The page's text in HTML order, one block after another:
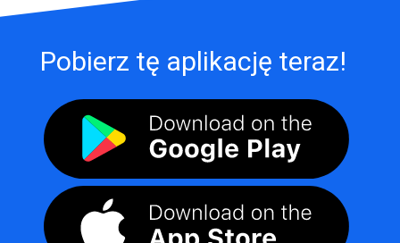
Pobierz tę aplikację teraz!